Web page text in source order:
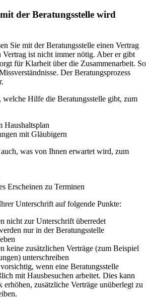
der Beratungsstelle wird
Sie mit der Beratungsstelle einen Vertrag
Vertrag ist nicht immer nötig. Aber er gibt
für Klarheit über die Zusammenarbeit. So
Der Beratungsprozess
welche Hilfe die Beratungsstelle gibt, zum
Haushaltsplan
mit Gläubigern
was von Ihnen erwartet wird, zum
Erscheinen zu Terminen
Unterschrift auf folgende Punkte:
nicht zur Unterschrift überredet
nur in der Beratungsstelle
keine zusätzlichen Verträge (zum Beispiel
unterschreiben
wenn eine Beratungsstelle
mit Hausbesuchen arbeitet. Dies kann
erhöhen, zusätzliche Verträge unüberlegt zu